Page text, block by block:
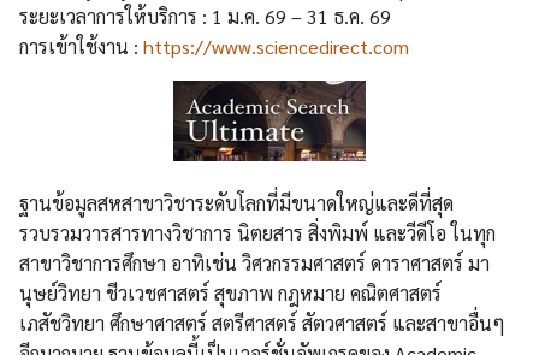
ระยะเวลาการให้บริการ : 1 ม.ค. 69 – 31 ธ.ค. 69
การเข้าใช้งาน : https://www.sciencedirect.com
ฐานข้อมูลสหสาขาวิชาระดับโลกที่มีขนาดใหญ่และดีที่สุด
รวบรวมวารสารทางวิชาการ นิตยสาร สิ่งพิมพ์ และวีดีโอ ในทุก
สาขาวิชาการศึกษา อาทิเช่น วิศวกรรมศาสตร์ ดาราศาสตร์ มา
นุษย์วิทยา ชีวเวชศาสตร์ สุขภาพ กฎหมาย คณิตศาสตร์
เภสัชวิทยา ศึกษาศาสตร์ สตรีศาสตร์ สัตวศาสตร์ และสาขาอื่นๆ